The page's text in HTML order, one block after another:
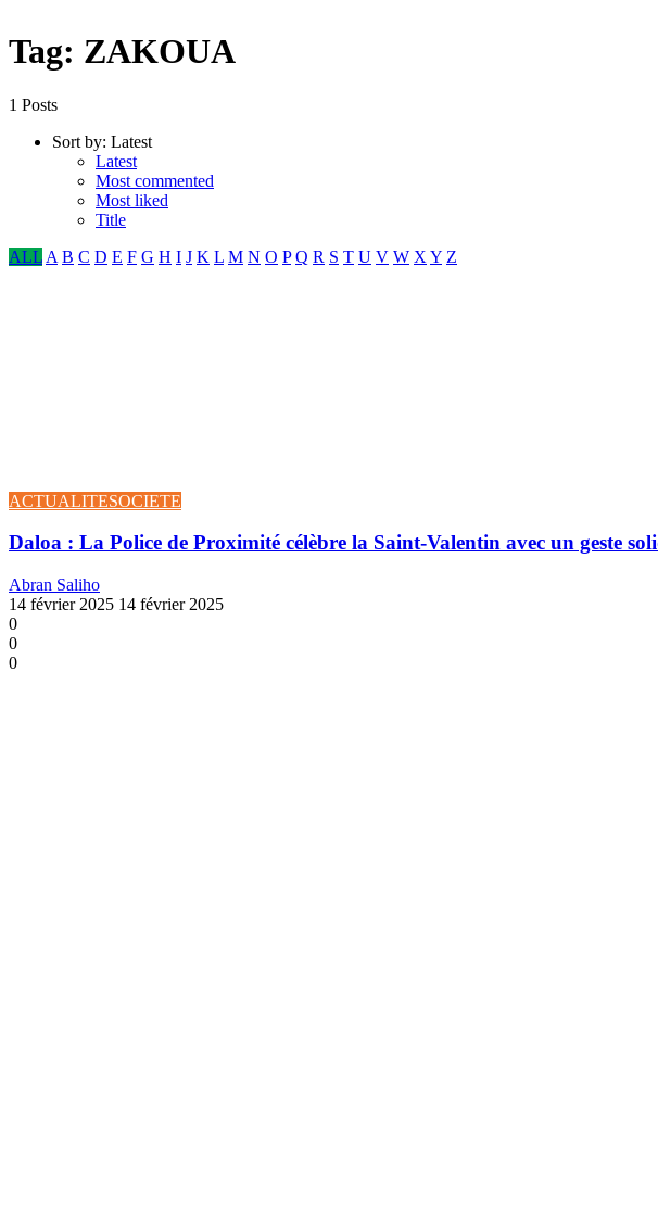
Tag: ZAKOUA
1 Posts
Sort by: Latest
Latest
Most commented
Most liked
Title
ALL A B C D E F G H I J K L M N O P Q R S T U V W X Y Z
ACTUALITESOCIETE
Daloa : La Police de Proximité célèbre la Saint-Valentin avec un geste
Abran Saliho
14 février 2025 14 février 2025
0
0
0